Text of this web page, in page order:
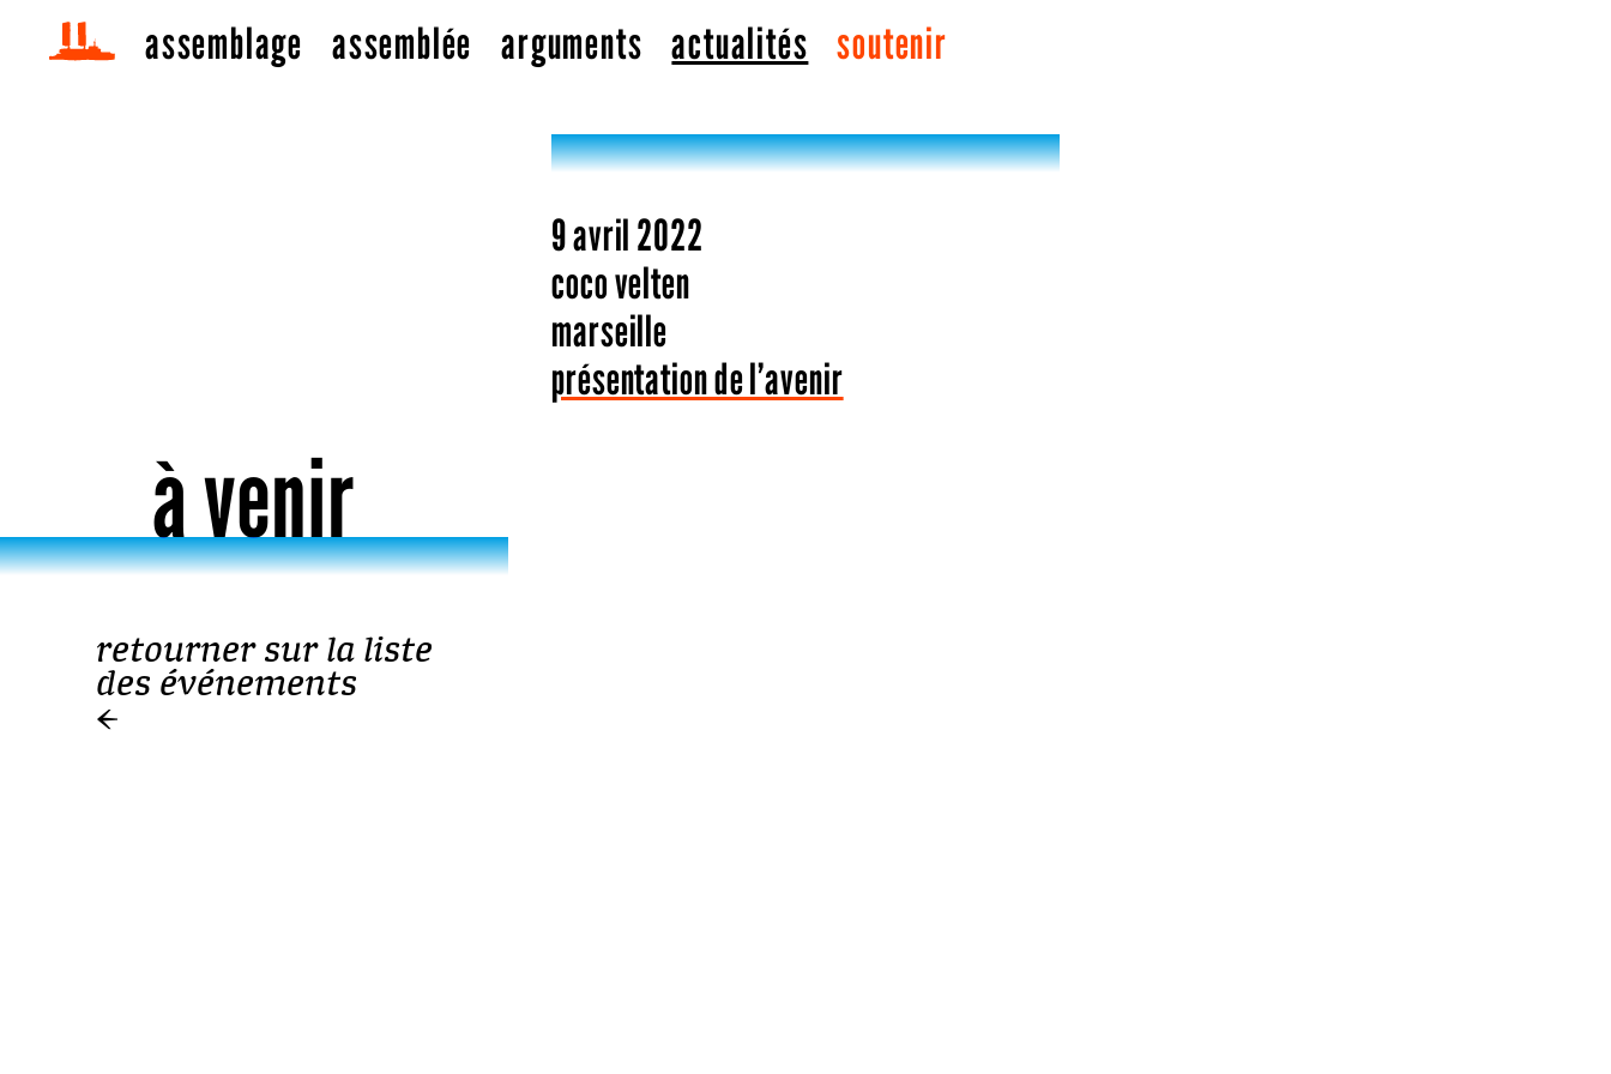
navire avenirassemblage assemblée arguments actualités soutenir
à venir
Aller directement au contenu
retourner sur la liste
des événements
←
9 avril 2022
coco velten
marseille
présentation de l’avenir